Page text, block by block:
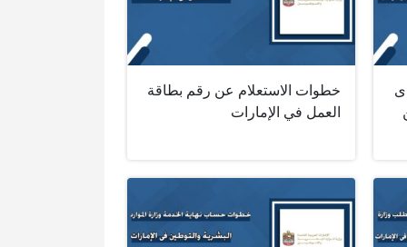
خطوات الاستعلام عن رقم بطاقة
العمل في الإمارات